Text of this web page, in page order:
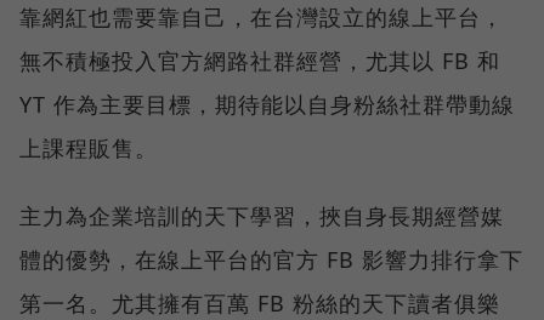
靠網紅也需要靠自己，在台灣設立的線上平台，
無不積極投入官方網路社群經營，尤其以 FB 和
YT 作為主要目標，期待能以自身粉絲社群帶動線
上課程販售。
主力為企業培訓的天下學習，挾自身長期經營媒
體的優勢，在線上平台的官方 FB 影響力排行拿下
第一名。尤其擁有百萬 FB 粉絲的天下讀者俱樂